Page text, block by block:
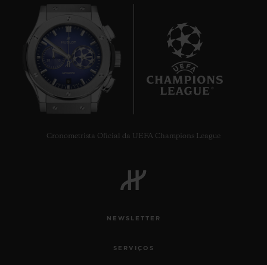
Cronometrista Oficial da UEFA Champions League
NEWSLETTER
SERVIÇOS